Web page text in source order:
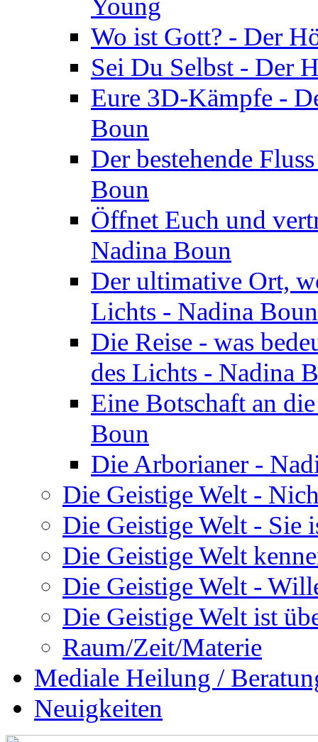
Wo ist Gott? - Der
Sei Du Selbst - Der
Eure 3D-Kämpfe -
Boun
Der bestehende
Boun
Öffnet Euch und
Nadina Boun
Der ultimative Ort,
Lichts - Nadina Boun
Die Reise - was
des Lichts - Nadina
Eine Botschaft an
Boun
Die Arborianer -
Die Geistige Welt -
Die Geistige Welt - Sie
Die Geistige Welt
Die Geistige Welt -
Die Geistige Welt ist
Raum/Zeit/Materie
Mediale Heilung /
Neuigkeiten